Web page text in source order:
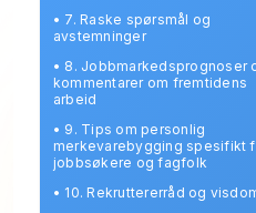
• 7. Raske spørsmål og
avstemninger
• 8. Jobbmarkedsprognoser
kommentarer om fremtidens
arbeid
• 9. Tips om personlig
merkevarebygging spesifikt
jobbsøkere og fagfolk
• 10. Rekruttererråd og